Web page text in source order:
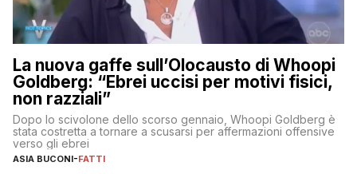
La nuova gaffe sull’Olocausto di Whoopi
Goldberg: “Ebrei uccisi per motivi fisici,
non razziali”
Dopo lo scivolone dello scorso gennaio, Whoopi Goldberg è
stata costretta a tornare a scusarsi per affermazioni offensive
verso gli ebrei
ASIA BUCONI-FATTI